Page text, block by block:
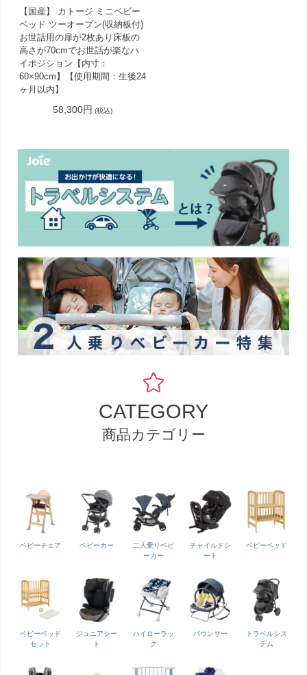
【国産】 カトージ ミニベビー
ベッド ツーオープン(収納板付)
お世話用の扉が2枚あり床板の
高さが70cmでお世話が楽なハ
イポジション【内寸：
60×90cm】【使用期間：生後24
ヶ月以内】
58,300円 (税込)
CATEGORY
商品カテゴリー
ベビーチェア ベビーカー
二人乗りベビ
ーカー
チャイルドシ
ート
ベビーベッド
ベビーベッド
セット
ジュニアシー
ト
ハイローラッ
ク
バウンサー
トラベルシス
テム